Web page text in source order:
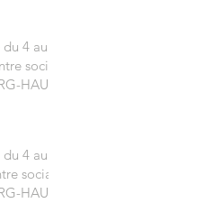
4 au 8
social
HAUT
4 au 8
social
HAUT